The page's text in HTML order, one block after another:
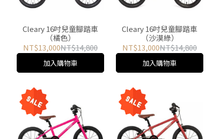
Cleary 16吋兒童腳踏車
（橘色）
NT$13,000NT$14,800
加入購物車
Cleary 16吋兒童腳踏車
（沙漠綠）
NT$13,000NT$14,800
加入購物車